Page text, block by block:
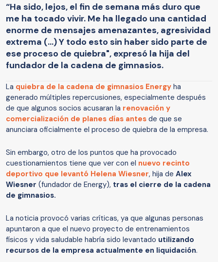
“Ha sido, lejos, el fin de semana más duro que
me ha tocado vivir. Me ha llegado una cantidad
enorme de mensajes amenazantes, agresividad
extrema (…) Y todo esto sin haber sido parte de
ese proceso de quiebra", expresó la hija del
fundador de la cadena de gimnasios.
La quiebra de la cadena de gimnasios Energy ha
generado múltiples repercusiones, especialmente después
de que algunos socios acusaran la renovación y
comercialización de planes días antes de que se
anunciara oficialmente el proceso de quiebra de la empresa.
Sin embargo, otro de los puntos que ha provocado
cuestionamientos tiene que ver con el nuevo recinto
deportivo que levantó Helena Wiesner, hija de Alex
Wiesner (fundador de Energy), tras el cierre de la cadena
de gimnasios.
La noticia provocó varias críticas, ya que algunas personas
apuntaron a que el nuevo proyecto de entrenamientos
físicos y vida saludable habría sido levantado utilizando
recursos de la empresa actualmente en liquidación.